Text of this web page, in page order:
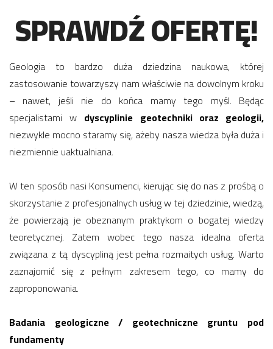
SPRAWDŹ OFERTĘ!
Geologia to bardzo duża dziedzina naukowa, której
zastosowanie towarzyszy nam właściwie na dowolnym kroku
– nawet, jeśli nie do końca mamy tego myśl. Będąc
specjalistami w dyscyplinie geotechniki oraz geologii,
niezwykle mocno staramy się, ażeby nasza wiedza była duża i
niezmiennie uaktualniana.
W ten sposób nasi Konsumenci, kierując się do nas z prośbą o
skorzystanie z profesjonalnych usług w tej dziedzinie, wiedzą,
że powierzają je obeznanym praktykom o bogatej wiedzy
teoretycznej. Zatem wobec tego nasza idealna oferta
związana z tą dyscypliną jest pełna rozmaitych usług. Warto
zaznajomić się z pełnym zakresem tego, co mamy do
zaproponowania.
Badania geologiczne / geotechniczne gruntu pod
fundamenty